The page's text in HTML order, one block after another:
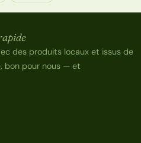
des produits locaux et issus de
bon pour nous — et